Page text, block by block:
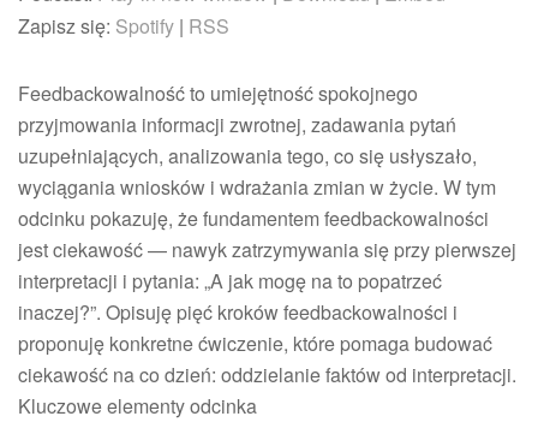
dźwiękowych
Zapisz się: Spotify | RSS
Feedbackowalność to umiejętność spokojnego
przyjmowania informacji zwrotnej, zadawania pytań
uzupełniających, analizowania tego, co się usłyszało,
wyciągania wniosków i wdrażania zmian w życie. W tym
odcinku pokazuję, że fundamentem feedbackowalności
jest ciekawość — nawyk zatrzymywania się przy pierwszej
interpretacji i pytania: „A jak mogę na to popatrzeć
inaczej?”. Opisuję pięć kroków feedbackowalności i
proponuję konkretne ćwiczenie, które pomaga budować
ciekawość na co dzień: oddzielanie faktów od interpretacji.
Kluczowe elementy odcinka